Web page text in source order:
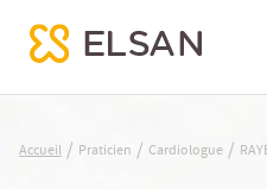
RAYBAUD-CARICHON Florence
Accueil / Praticien / Cardiologue /